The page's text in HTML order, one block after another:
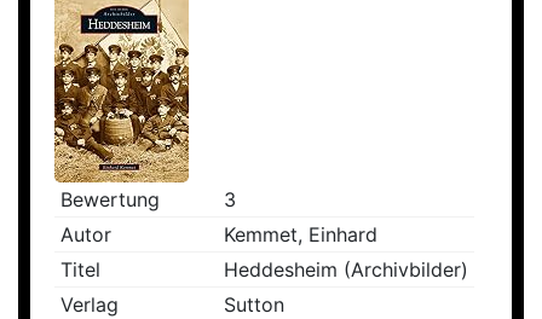
Bewertung
3
Autor
Kemmet, Einhard
Titel
Heddesheim (Archivbilder)
Verlag
Sutton